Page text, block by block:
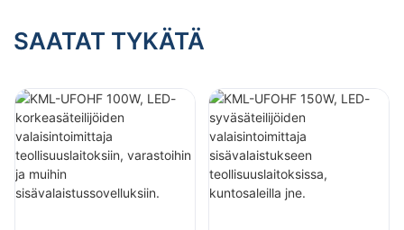
sisävalaistukseen
SAATAT TYKÄTÄ